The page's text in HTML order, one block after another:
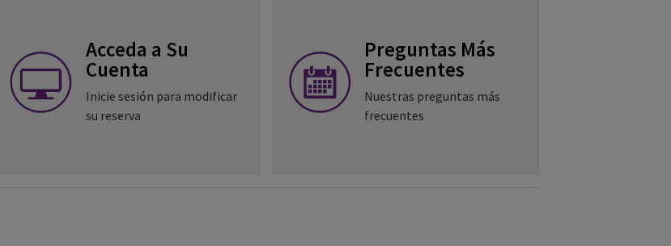
Acceda a Su
Cuenta
Inicie sesión para modificar
su reserva
Preguntas Más
Frecuentes
Nuestras preguntas más
frecuentes